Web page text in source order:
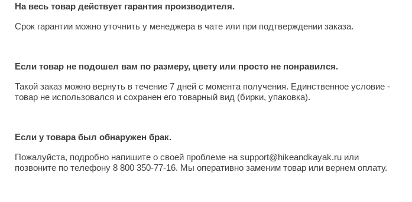
На весь товар действует гарантия производителя.
Срок гарантии можно уточнить у менеджера в чате или при подтверждении заказа.
Если товар не подошел вам по размеру, цвету или просто не понравился.
Такой заказ можно вернуть в течение 7 дней с момента получения. Единственное условие -
товар не использовался и сохранен его товарный вид (бирки, упаковка).
Если у товара был обнаружен брак.
Пожалуйста, подробно напишите о своей проблеме на support@hikeandkayak.ru или
позвоните по телефону 8 800 350-77-16. Мы оперативно заменим товар или вернем оплату.